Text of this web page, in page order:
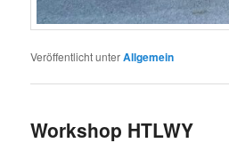
Veröffentlicht unterAllgemein
Workshop HTLWY